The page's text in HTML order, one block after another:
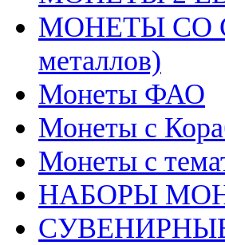
МОНЕТЫ СО
металлов)
Монеты ФАО
Монеты с
Монеты с
НАБОРЫ